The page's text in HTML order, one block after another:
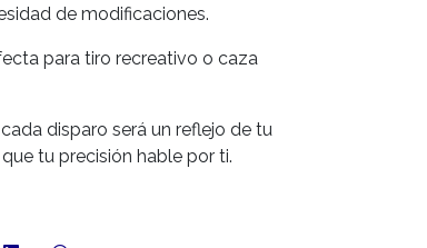
de modificaciones.
para tiro recreativo o caza
disparo será un reflejo de tu
tu precisión hable por ti.